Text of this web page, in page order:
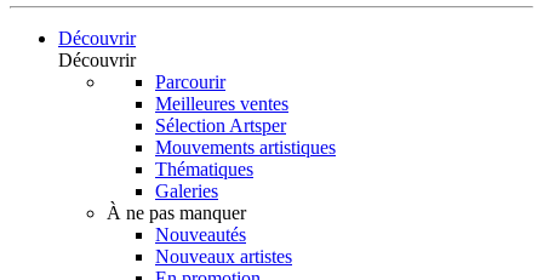
Découvrir
Découvrir
Parcourir
Meilleures ventes
Sélection Artsper
Mouvements artistiques
Thématiques
Galeries
À ne pas manquer
Nouveautés
Nouveaux artistes